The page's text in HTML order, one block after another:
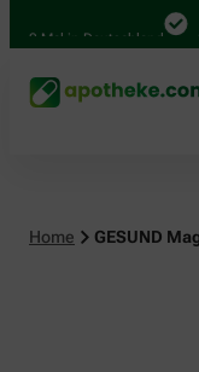
Mal in Deutschland
Home GESUND